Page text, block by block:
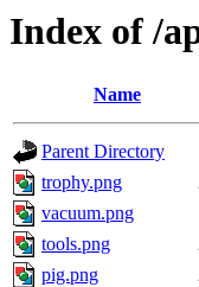
Index of /
Name
Parent Directory
trophy.png
vacuum.png
tools.png
pig.png